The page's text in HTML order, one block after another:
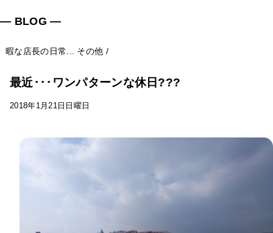
― BLOG ―
暇な店長の日常... その他 /
最近･･･ワンパターンな休日???
2018年1月21日日曜日